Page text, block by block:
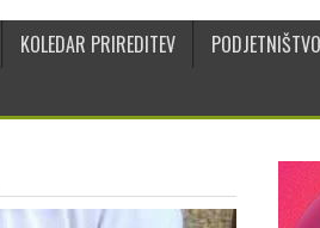
KOLEDAR PRIREDITEV